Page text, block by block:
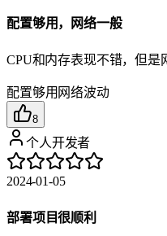
配置够用，网络一般
CPU和内存表现不错，但是
配置够用 网络波动
8
个人开发者
2024-01-05
部署项目很顺利